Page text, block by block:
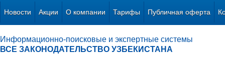
Новости Акции О компании Тарифы Публичная оферта
Информационно-поисковые и экспертные системы
ВСЕ ЗАКОНОДАТЕЛЬСТВО УЗБЕКИСТАНА